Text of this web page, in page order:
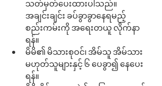
သတ်မှတ်ပေးထားပါသည်။
အချင်းချင်း ခပ်ခွာခွာနေရမည့်
စည်းကမ်းကို အရေးတယူ လိုက်နာ
ရန်။
မိမိ၏ မိသားစုဝင်၊ အိမ်သူ အိမ်သား
မဟုတ်သူများနှင့် ၆ ပေခွာ၍ နေပေး
ရန်။